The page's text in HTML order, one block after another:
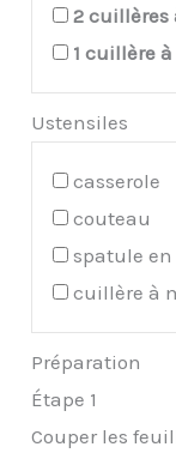
2 cuillères
1 cuillère à
Ustensiles
casserole
couteau
spatule en
cuillère à
Préparation
Étape 1
Couper les